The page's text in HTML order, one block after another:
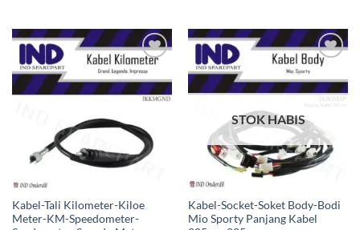
Rp15.720
Tambahkan
ke Wishlist
Kabel-Tali Kilometer-Kiloe
Meter-KM-Speedometer-
Tambahkan
ke Wishlist
STOK HABIS
Kabel-Socket-Soket Body-Bodi
Mio Sporty Panjang Kabel